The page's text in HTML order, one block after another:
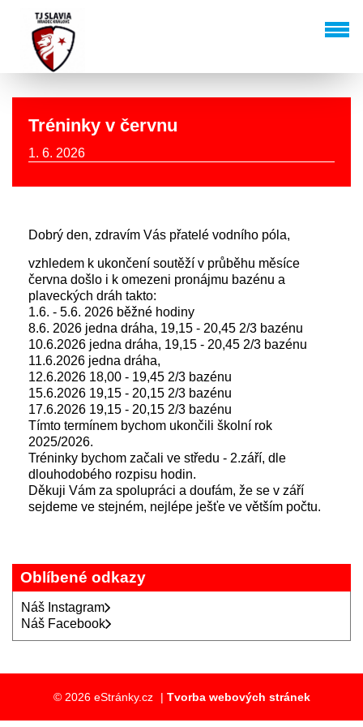
Tréninky v červnu
1. 6. 2026
Dobrý den, zdravím Vás přatelé vodního póla,
vzhledem k ukončení soutěží v průběhu měsíce
června došlo i k omezeni pronájmu bazénu a
plaveckých dráh takto:
1.6. - 5.6. 2026 běžné hodiny
8.6. 2026 jedna dráha, 19,15 - 20,45 2/3 bazénu
10.6.2026 jedna dráha, 19,15 - 20,45 2/3 bazénu
11.6.2026 jedna dráha,
12.6.2026 18,00 - 19,45 2/3 bazénu
15.6.2026 19,15 - 20,15 2/3 bazénu
17.6.2026 19,15 - 20,15 2/3 bazénu
Tímto termínem bychom ukončili školní rok
2025/2026.
Tréninky bychom začali ve středu - 2.září, dle
dlouhodobého rozpisu hodin.
Děkuji Vám za spolupráci a doufám, že se v září
sejdeme ve stejném, nejlépe ješťe ve větším počtu.
Oblíbené odkazy
Náš Instagram
Náš Facebook
© 2026 eStránky.cz | Tvorba webových stránek